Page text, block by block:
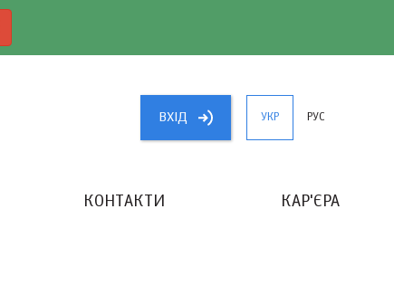
ВХIД УКР РУС
КОНТАКТИ КАР'ЄРА